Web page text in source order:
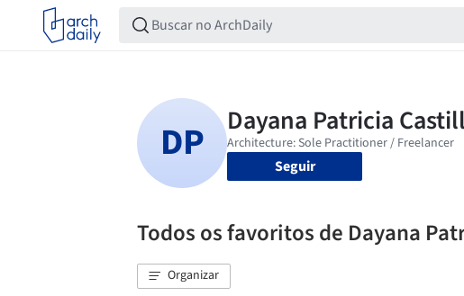
Seguir
Todos os favoritos de Dayana
Organizar